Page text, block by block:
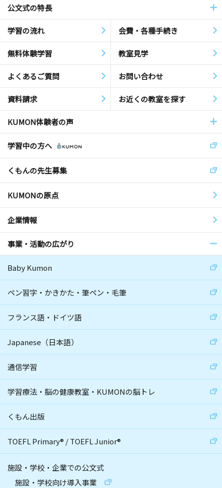
公文式の特長
学習の流れ 会費・各種手続き
無料体験学習 教室見学
よくあるご質問 お問い合わせ
資料請求 お近くの教室を探す
KUMON体験者の声
学習中の方へ
くもんの先生募集
KUMONの原点
企業情報
事業・活動の広がり
Baby Kumon
ペン習字・かきかた・筆ペン・毛筆
フランス語・ドイツ語
Japanese（日本語）
通信学習
学習療法・脳の健康教室・KUMONの脳トレ
くもん出版
TOEFL Primary® /TOEFL Junior®
施設・学校・企業での公文式
施設・学校向け導入事業